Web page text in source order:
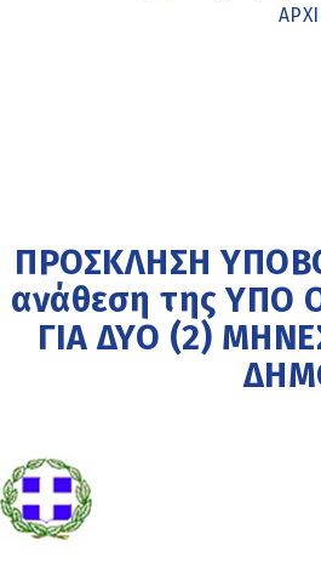
ΠΡΟΣΚΛΗΣΗ
ανάθεση της ΥΠΟ
ΓΙΑ ΔΥΟ (2)